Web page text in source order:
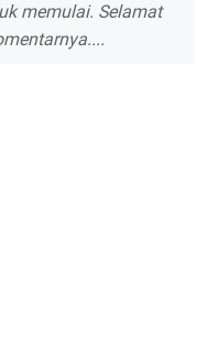
memulai. Selamat